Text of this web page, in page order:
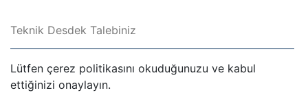
Lütfen çerez politikasını okuduğunuzu ve kabul
ettiğinizi onaylayın.